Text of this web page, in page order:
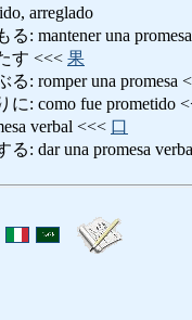
arreglado
: mantener una
す <<< 果
: romper una promesa
: como fue prometido
verbal <<< 口
: dar una promesa